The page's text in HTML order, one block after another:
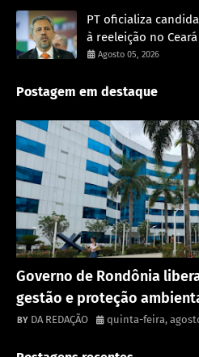
PT oficializa
à reeleição no
Agosto 05, 2026
Postagem em destaque
Governo de Rondônia
gestão e proteção
DA REDAÇÃO quinta-feira,